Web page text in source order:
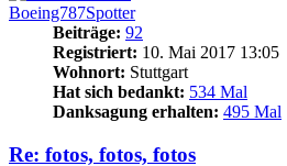
Boeing787Spotter
Beiträge: 92
Registriert: 10. Mai 2017 13:05
Wohnort: Stuttgart
Hat sich bedankt: 534 Mal
Danksagung erhalten: 495 Mal
Re: fotos, fotos, fotos